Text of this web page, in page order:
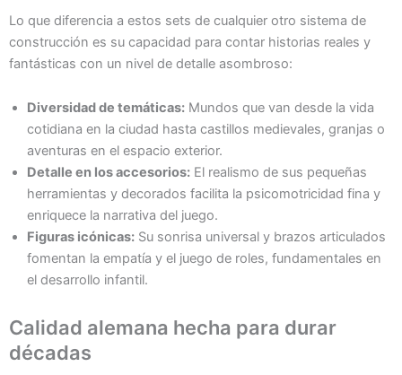
Lo que diferencia a estos sets de cualquier otro sistema de
construcción es su capacidad para contar historias reales y
fantásticas con un nivel de detalle asombroso:
Diversidad de temáticas: Mundos que van desde la vida
cotidiana en la ciudad hasta castillos medievales, granjas o
aventuras en el espacio exterior.
Detalle en los accesorios: El realismo de sus pequeñas
herramientas y decorados facilita la psicomotricidad fina y
enriquece la narrativa del juego.
Figuras icónicas: Su sonrisa universal y brazos articulados
fomentan la empatía y el juego de roles, fundamentales en
el desarrollo infantil.
Calidad alemana hecha para durar
décadas